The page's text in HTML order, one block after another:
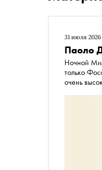
31 июля 2026
Паоло
Ночной
только
очень